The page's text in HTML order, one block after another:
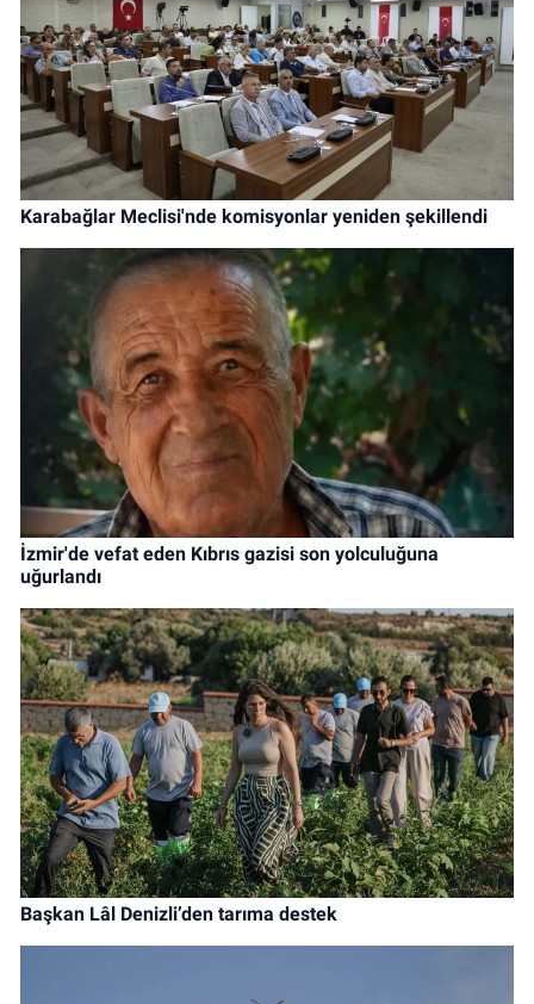
Karabağlar Meclisi'nde komisyonlar yeniden şekillendi
İzmir'de vefat eden Kıbrıs gazisi son yolculuğuna
uğurlandı
Başkan Lâl Denizli’den tarıma destek